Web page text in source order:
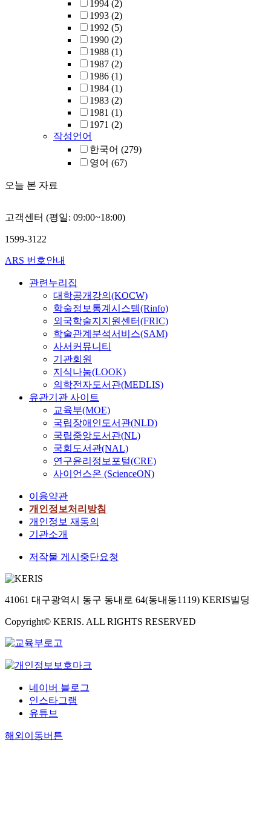
1994 (2)
1993 (2)
1992 (5)
1990 (2)
1988 (1)
1987 (2)
1986 (1)
1984 (1)
1983 (2)
1981 (1)
1971 (2)
작성언어
한국어 (279)
영어 (67)
오늘 본 자료
고객센터 (평일: 09:00~18:00)
1599-3122
ARS 번호안내
관련누리집
대학공개강의(KOCW)
학술정보통계시스템(Rinfo)
외국학술지지원센터(FRIC)
학술관계분석서비스(SAM)
사서커뮤니티
기관회원
지식나눔(LOOK)
의학전자도서관(MEDLIS)
유관기관 사이트
교육부(MOE)
국립장애인도서관(NLD)
국립중앙도서관(NL)
국회도서관(NAL)
연구윤리정보포털(CRE)
사이언스온 (ScienceON)
이용약관
개인정보처리방침
개인정보 재동의
기관소개
저작물 게시중단요청
41061 대구광역시 동구 동내로 64(동내동1119) KERIS빌딩
Copyright© KERIS. ALL RIGHTS RESERVED
네이버 블로그
인스타그램
유튜브
해외이동버튼